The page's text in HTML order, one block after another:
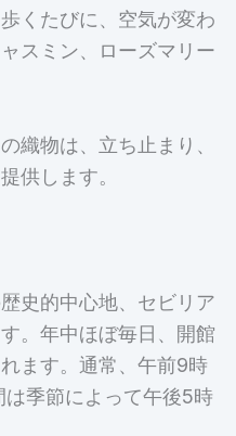
くたびに、空気が変わ
スミン、ローズマリー
織物は、立ち止まり、
供します。
史的中心地、セビリア
。年中ほぼ毎日、開館
ます。通常、午前9時
季節によって午後5時